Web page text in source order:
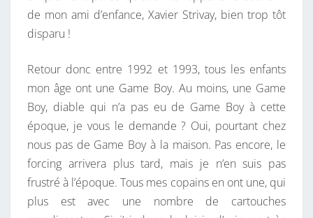
de mon ami d’enfance, Xavier Strivay, bien trop tôt
disparu !
Retour donc entre 1992 et 1993, tous les enfants
mon âge ont une Game Boy. Au moins, une Game
Boy, diable qui n’a pas eu de Game Boy à cette
époque, je vous le demande ? Oui, pourtant chez
nous pas de Game Boy à la maison. Pas encore, le
forcing arrivera plus tard, mais je n’en suis pas
frustré à l’époque. Tous mes copains en ont une, qui
plus est avec une nombre de cartouches